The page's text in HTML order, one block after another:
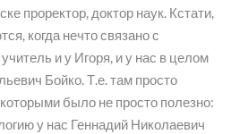
проректор, доктор наук. Кстати,
когда нечто связано с
и у Игоря, и у нас в целом
Бойко. Т.е. там просто
было не просто полезно:
у нас Геннадий Николаевич